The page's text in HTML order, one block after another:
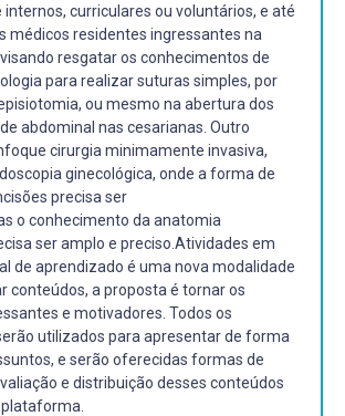
curriculares ou voluntários, e até
médicos residentes ingressantes na
resgatar os conhecimentos de
para realizar suturas simples, por
ou mesmo na abertura dos
abdominal nas cesarianas. Outro
cirurgia minimamente invasiva,
ginecológica, onde a forma de
precisa ser
o conhecimento da anatomia
ser amplo e preciso.Atividades em
de aprendizado é uma nova modalidade
conteúdos, a proposta é tornar os
e motivadores. Todos os
utilizados para apresentar de forma
e serão oferecidas formas de
e distribuição desses conteúdos